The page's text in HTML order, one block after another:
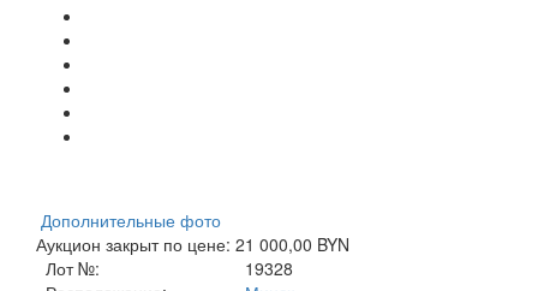
Дополнительные фото
Аукцион закрыт по цене: 21 000,00 BYN
Лот №:
19328